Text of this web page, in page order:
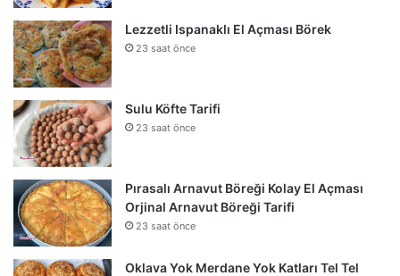
Lezzetli Ispanaklı El Açması Börek
23 saat önce
Sulu Köfte Tarifi
23 saat önce
Pırasalı Arnavut Böreği Kolay El Açması
Orjinal Arnavut Böreği Tarifi
23 saat önce
Oklava Yok Merdane Yok Katları Tel Tel